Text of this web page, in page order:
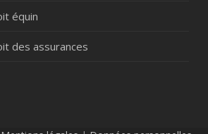
équin
des assurances